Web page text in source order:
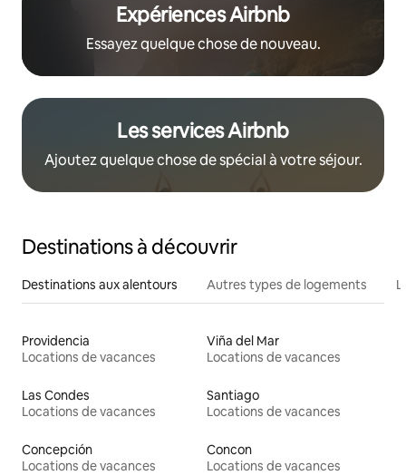
Expériences Airbnb
Essayez quelque chose de nouveau.
Les services Airbnb
Ajoutez quelque chose de spécial à votre séjour.
Destinations à découvrir
Destinations aux alentours Autres types de logements
Providencia
Locations de vacances
Viña del Mar
Locations de vacances
Las Condes
Locations de vacances
Santiago
Locations de vacances
Concepción
Locations de vacances
Concon
Locations de vacances